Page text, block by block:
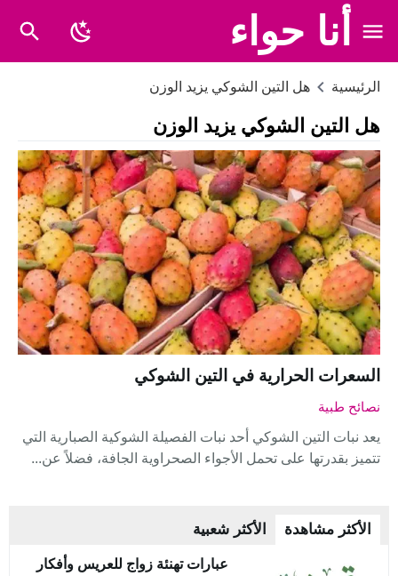
أنا حواء
الرئيسية هل التين الشوكي يزيد الوزن
هل التين الشوكي يزيد الوزن
السعرات الحرارية في التين الشوكي
نصائح طبية
يعد نبات التين الشوكي أحد نبات الفصيلة الشوكية الصبارية التي
تتميز بقدرتها على تحمل الأجواء الصحراوية الجافة، فضلاً عن...
الأكثر مشاهدة الأكثر شعبية
عبارات تهنئة زواج للعريس وأفكار